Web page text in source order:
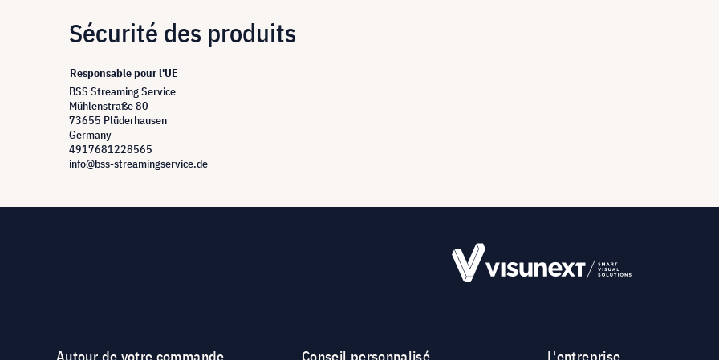
Sécurité des produits
Responsable pour l'UE
BSS Streaming Service
Mühlenstraße 80
73655 Plüderhausen
Germany
4917681228565
info@bss-streamingservice.de